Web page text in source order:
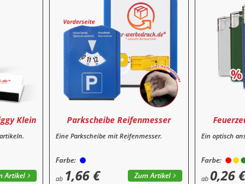
Klein
Artikel
Parkscheibe Reifenmesser
Eine Parkscheibe mit Reifenmesser.
Farbe:
ab 1,66 € Zum Artikel
Ein optisch
Farbe:
ab 0,26 €